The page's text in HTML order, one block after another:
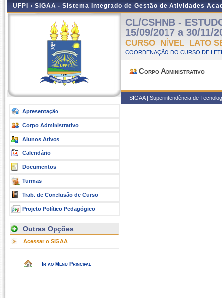
UFPI › SIGAA - Sistema Integrado de Gestão de Atividades
Apresentação
Corpo Administrativo
Alunos Ativos
Calendário
Documentos
Turmas
Trab. de Conclusão de Curso
Projeto Político Pedagógico
Outras Opções
Acessar o SIGAA
Ir ao Menu Principal
CL/CSHNB -
15/09/2017 a 30/11/
CURSO NÍVEL LATO
COORDENAÇÃO DO CURSO DE
Corpo Administrativo
SIGAA | Superintendência de